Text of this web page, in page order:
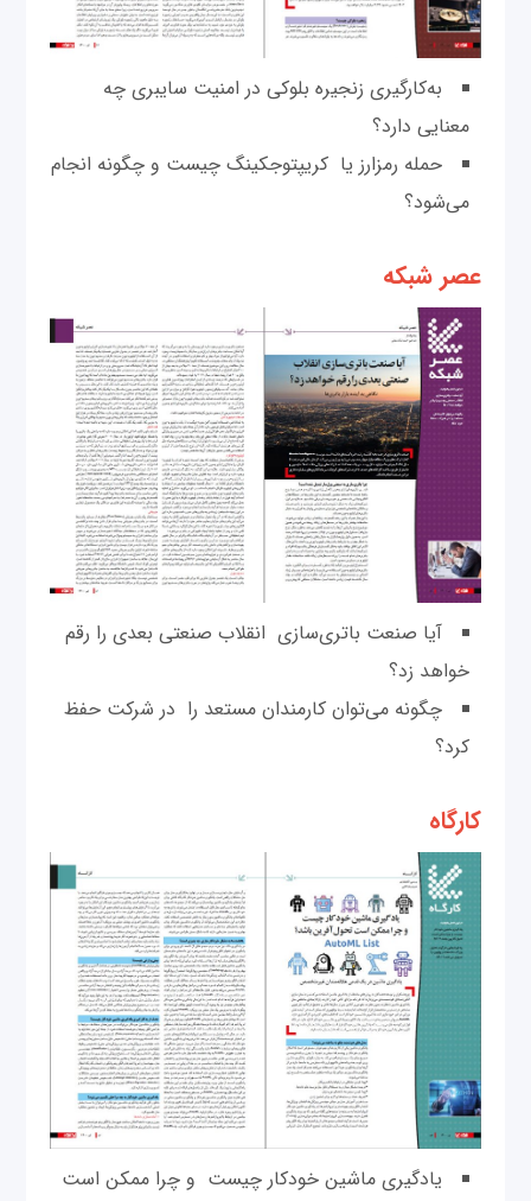
به‌کارگیری زنجیره بلوکی در امنیت سایبری چه
معنایی دارد؟
حمله رمزارز یا کریپتوجکینگ چیست و چگونه انجام
می‌شود؟
عصر شبکه
آیا صنعت‌ باتری‌سازی انقلاب صنعتی بعدی را رقم
خواهد زد؟
چگونه می‌توان کارمندان مستعد را در شرکت حفظ
کرد؟
کارگاه
یادگیری ماشین خودکار چیست و چرا ممکن است